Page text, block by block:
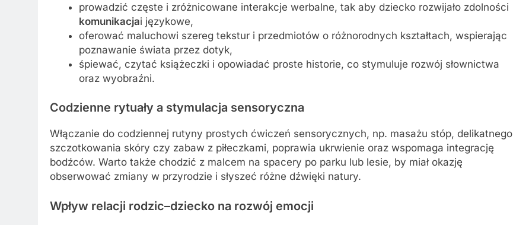
prowadzić częste i zróżnicowane interakcje werbalne, tak aby dziecko rozwijało zdolności
komunikacjai językowe,
oferować maluchowi szereg tekstur i przedmiotów o różnorodnych kształtach, wspierając
poznawanie świata przez dotyk,
śpiewać, czytać książeczki i opowiadać proste historie, co stymuluje rozwój słownictwa
oraz wyobraźni.
Codzienne rytuały a stymulacja sensoryczna
Włączanie do codziennej rutyny prostych ćwiczeń sensorycznych, np. masażu stóp, delikatnego
szczotkowania skóry czy zabaw z piłeczkami, poprawia ukrwienie oraz wspomaga integrację
bodźców. Warto także chodzić z malcem na spacery po parku lub lesie, by miał okazję
obserwować zmiany w przyrodzie i słyszeć różne dźwięki natury.
Wpływ relacji rodzic–dziecko na rozwój emocji